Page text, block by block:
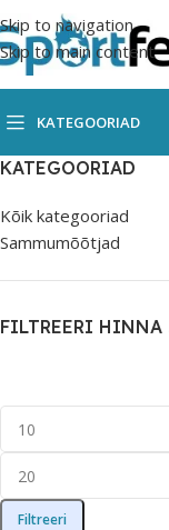
Skip to navigation
Skip to main content
KATEGOORIAD
KATEGOORIAD
Kõik kategooriad
Sammumõõtjad
FILTREERI HINNA
Filtreeri